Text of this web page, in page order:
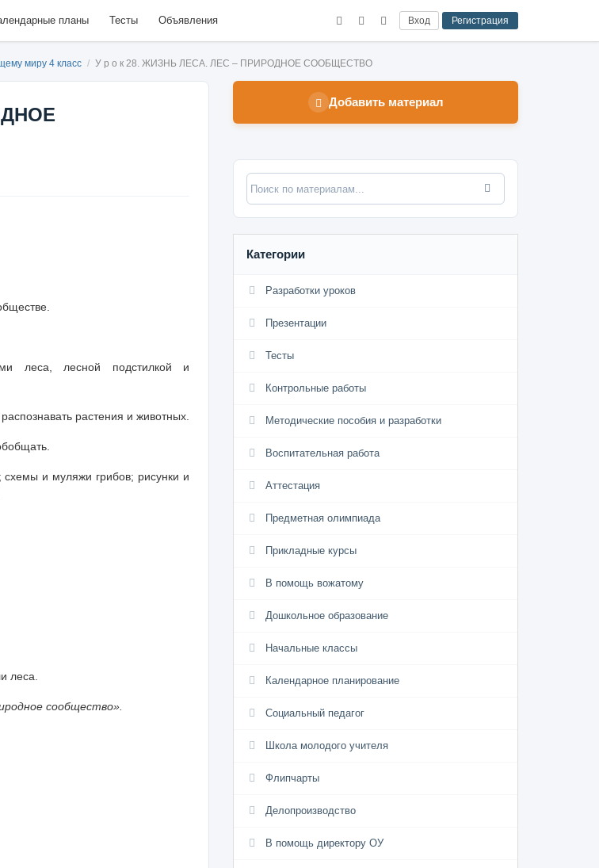
планы Тесты Объявления Вход Регистрация
миру 4 класс / У р о к 28. ЖИЗНЬ ЛЕСА. ЛЕС – ПРИРОДНОЕ СООБЩЕСТВО
леса, лесной подстилкой и
растения и животных.
схемы и муляжи грибов; рисунки и
леса.
сообщество».
Добавить материал
Категории
Разработки уроков
Презентации
Тесты
Контрольные работы
Методические пособия и разработки
Воспитательная работа
Аттестация
Предметная олимпиада
Прикладные курсы
В помощь вожатому
Дошкольное образование
Начальные классы
Календарное планирование
Социальный педагог
Школа молодого учителя
Флипчарты
Делопроизводство
В помощь директору ОУ